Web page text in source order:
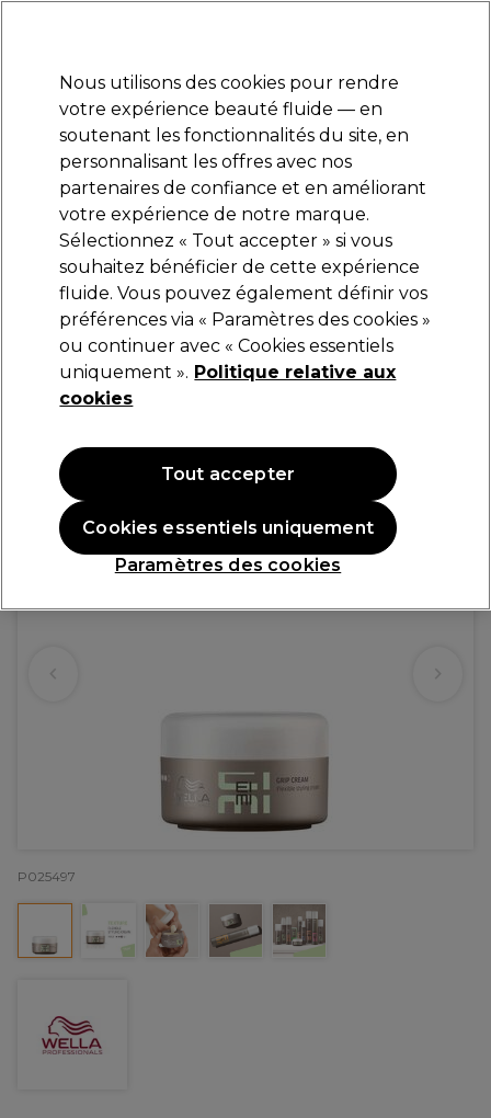
Se connecter
Marques Bons plans Coiffure Electro et Matériel
Livraison et délais
lire la suite
Wella Professionals
Wella Professionals EIMI Grip Cream Crème
de Modelage 75ml
17,25 €20,30 €
OFFRE EN LIGNE
P025497
Nous utilisons des cookies pour rendre
votre expérience beauté fluide — en
soutenant les fonctionnalités du site, en
personnalisant les offres avec nos
partenaires de confiance et en améliorant
votre expérience de notre marque.
Sélectionnez « Tout accepter » si vous
souhaitez bénéficier de cette expérience
fluide. Vous pouvez également définir vos
préférences via « Paramètres des cookies »
ou continuer avec « Cookies essentiels
uniquement ». Politique relative aux
cookies
Paramètres des cookies
Cookies essentiels uniquement
Tout accepter